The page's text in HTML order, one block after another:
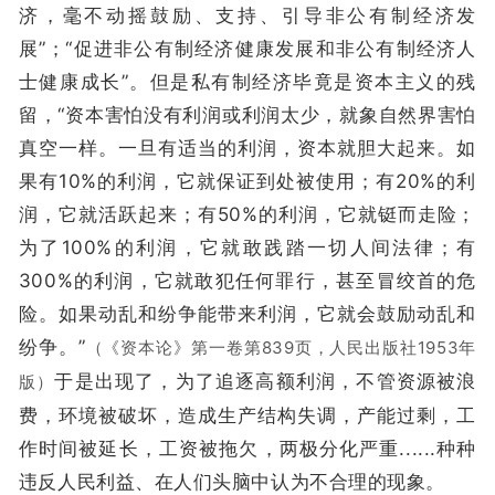
济，毫不动摇鼓励、支持、引导非公有制经济发
展”；“促进非公有制经济健康发展和非公有制经济人
士健康成长”。但是私有制经济毕竟是资本主义的残
留，“资本害怕没有利润或利润太少，就象自然界害怕
真空一样。一旦有适当的利润，资本就胆大起来。如
果有10%的利润，它就保证到处被使用；有20%的利
润，它就活跃起来；有50%的利润，它就铤而走险；
为了100%的利润，它就敢践踏一切人间法律；有
300%的利润，它就敢犯任何罪行，甚至冒绞首的危
险。如果动乱和纷争能带来利润，它就会鼓励动乱和
纷争。” （《资本论》第一卷第839页，人民出版社1953年
版）于是出现了，为了追逐高额利润，不管资源被浪
费，环境被破坏，造成生产结构失调，产能过剩，工
作时间被延长，工资被拖欠，两极分化严重......种种
违反人民利益、在人们头脑中认为不合理的现象。